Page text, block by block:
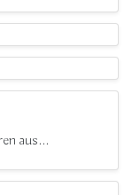
aus...